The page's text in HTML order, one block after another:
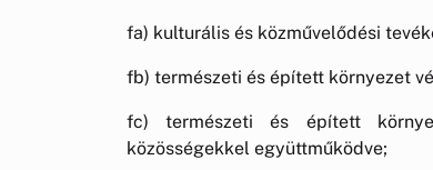
fa) kulturális és közművelődési
fb) természeti és épített környezet
fc) természeti és épített
közösségekkel együttműködve;